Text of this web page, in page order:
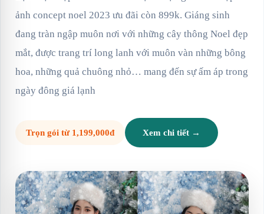
ảnh concept noel 2023 ưu đãi còn 899k. Giáng sinh
đang tràn ngập muôn nơi với những cây thông Noel đẹp
mắt, được trang trí long lanh với muôn vàn những bông
hoa, những quả chuông nhỏ… mang đến sự ấm áp trong
ngày đông giá lạnh
Trọn gói từ 1,199,000đ Xem chi tiết →